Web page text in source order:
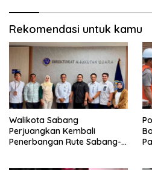
Rekomendasi untuk kamu
Walikota Sabang
Perjuangkan Kembali
Penerbangan Rute Sabang-